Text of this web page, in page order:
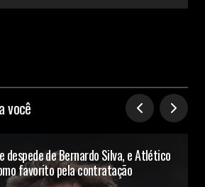
você
despede de Bernardo Silva, e Atlético
favorito pela contratação